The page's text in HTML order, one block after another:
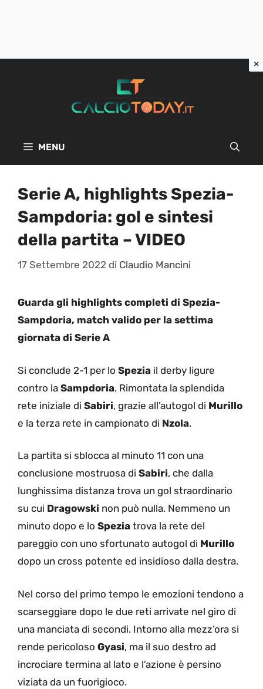
MENU
Serie A, highlights Spezia-
Sampdoria: gol e sintesi
della partita – VIDEO
17 Settembre 2022 di Claudio Mancini
Guarda gli highlights completi di Spezia-
Sampdoria, match valido per la settima
giornata di Serie A
Si conclude 2-1 per lo Spezia il derby ligure
contro la Sampdoria. Rimontata la splendida
rete iniziale di Sabiri, grazie all’autogol di Murillo
e la terza rete in campionato di Nzola.
La partita si sblocca al minuto 11 con una
conclusione mostruosa di Sabiri, che dalla
lunghissima distanza trova un gol straordinario
su cui Dragowski non può nulla. Nemmeno un
minuto dopo e lo Spezia trova la rete del
pareggio con uno sfortunato autogol di Murillo
dopo un cross potente ed insidioso dalla destra.
Nel corso del primo tempo le emozioni tendono a
scarseggiare dopo le due reti arrivate nel giro di
una manciata di secondi. Intorno alla mezz’ora si
rende pericoloso Gyasi, ma il suo destro ad
incrociare termina al lato e l’azione è persino
viziata da un fuorigioco.